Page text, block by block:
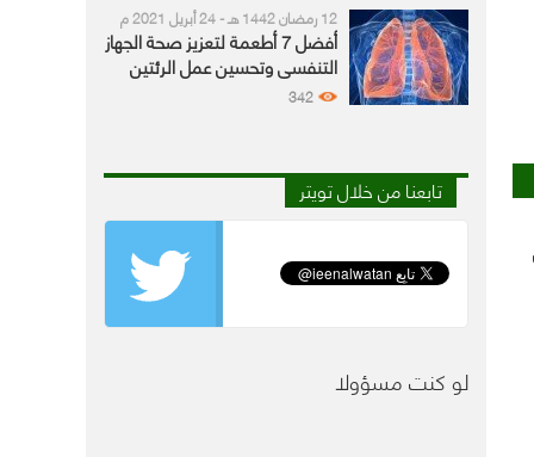
12 رمضان 1442 هـ - 24 أبريل 2021 م
أفضل 7 أطعمة لتعزيز صحة الجهاز
التنفسي وتحسين عمل الرئتين
342
تابعنا من خلال تويتر
لو كنت مسؤولا